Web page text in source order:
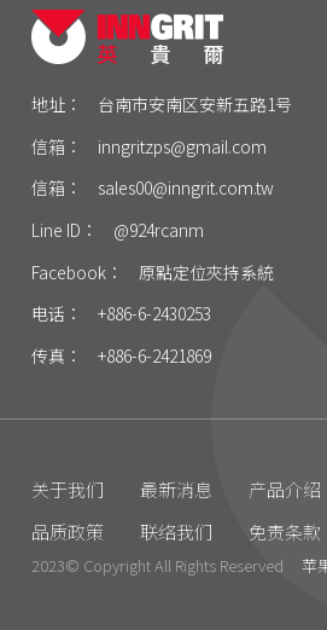
地址：
台南市安南区安新五路1号
信箱：
inngritzps@gmail.com
信箱：
sales00@inngrit.com.tw
Line ID：
@924rcanm
Facebook：
原點定位夾持系統
电话：
+886-6-2430253
传真：
+886-6-2421869
关于我们 最新消息 产品介绍
品质政策
联络我们 免责条款
2023© Copyright All Rights Reserved 苹